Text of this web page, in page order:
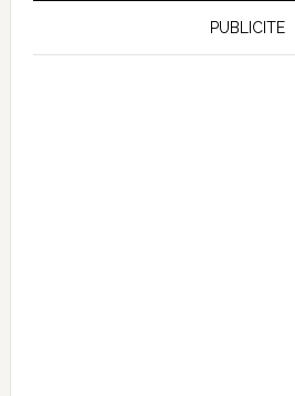
PUBLICITE